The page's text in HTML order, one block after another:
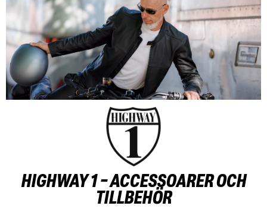
HIGHWAY 1 - ACCESSOARER OCH
TILLBEHÖR